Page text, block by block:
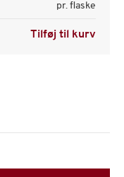
pr. flaske
Tilføj til kurv